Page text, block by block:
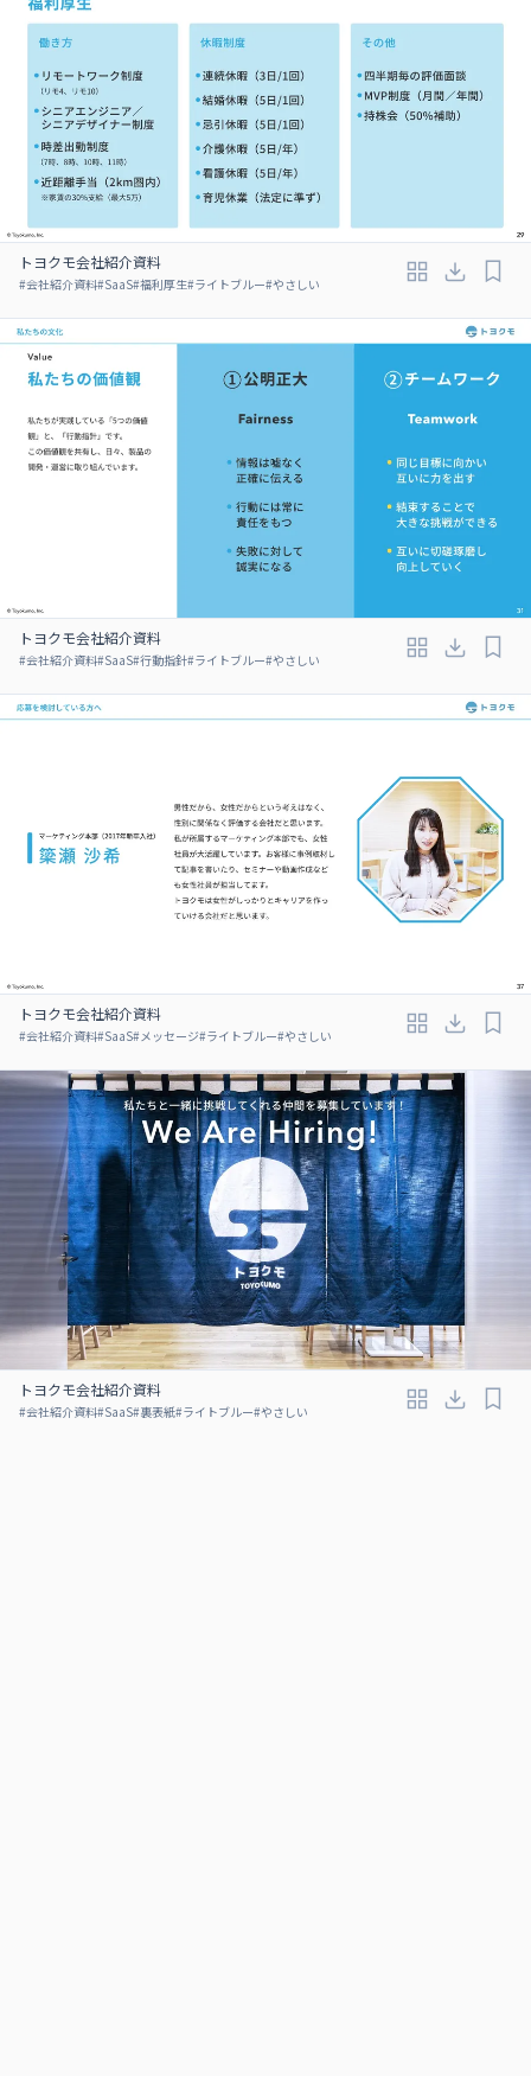
トヨクモ会社紹介資料
#会社紹介資料#SaaS#福利厚生#ライトブルー#やさしい
トヨクモ会社紹介資料
#会社紹介資料#SaaS#行動指針#ライトブルー#やさしい
トヨクモ会社紹介資料
#会社紹介資料#SaaS#メッセージ#ライトブルー#やさしい
トヨクモ会社紹介資料
#会社紹介資料#SaaS#裏表紙#ライトブルー#やさしい